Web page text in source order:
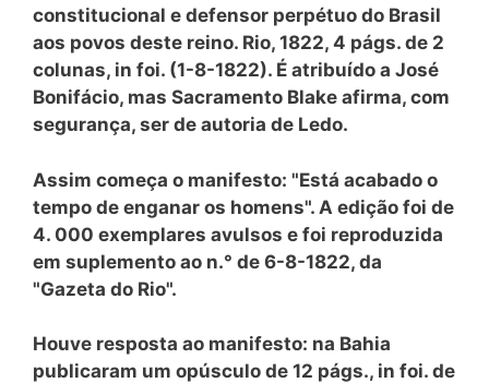
constitucional e defensor perpétuo do Brasil
aos povos deste reino. Rio, 1822, 4 págs. de 2
colunas, in foi. (1-8-1822). É atribuído a José
Bonifácio, mas Sacramento Blake afirma, com
segurança, ser de autoria de Ledo.
Assim começa o manifesto: "Está acabado o
tempo de enganar os homens". A edição foi de
4. 000 exemplares avulsos e foi reproduzida
em suplemento ao n.° de 6-8-1822, da
"Gazeta do Rio".
Houve resposta ao manifesto: na Bahia
publicaram um opúsculo de 12 págs., in foi. de